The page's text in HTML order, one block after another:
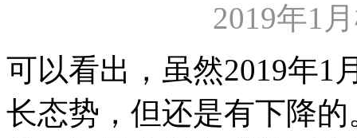
2019年1
可以看出，虽然2019年1
长态势，但还是有下降